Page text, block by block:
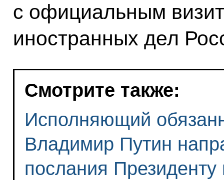
с официальным
иностранных дел
Смотрите также:
Исполняющий
Владимир Путин
послания